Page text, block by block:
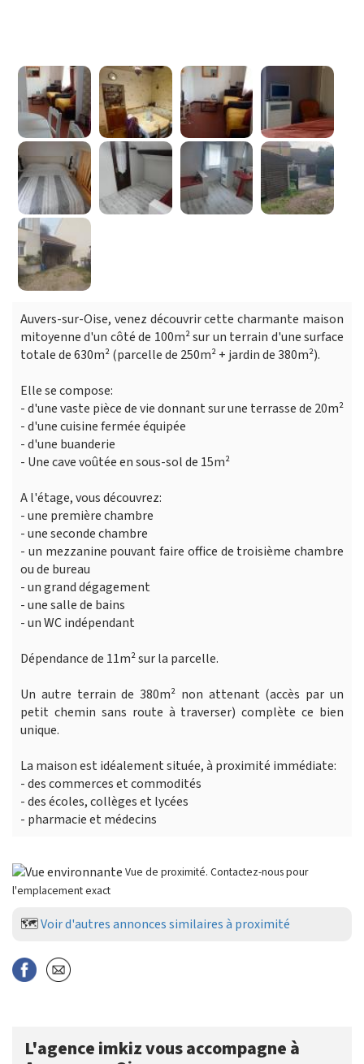
Auvers-sur-Oise, venez découvrir cette charmante maison
mitoyenne d'un côté de 100m² sur un terrain d'une surface
totale de 630m² (parcelle de 250m² + jardin de 380m²).
Elle se compose:
- d'une vaste pièce de vie donnant sur une terrasse de 20m²
- d'une cuisine fermée équipée
- d'une buanderie
- Une cave voûtée en sous-sol de 15m²
A l'étage, vous découvrez:
- une première chambre
- une seconde chambre
- un mezzanine pouvant faire office de troisième chambre
ou de bureau
- un grand dégagement
- une salle de bains
- un WC indépendant
Dépendance de 11m² sur la parcelle.
Un autre terrain de 380m² non attenant (accès par un
petit chemin sans route à traverser) complète ce bien
unique.
La maison est idéalement située, à proximité immédiate:
- des commerces et commodités
- des écoles, collèges et lycées
- pharmacie et médecins
Vue de proximité. Contactez-nous pour
l'emplacement exact
🗺️Voir d'autres annonces similaires à proximité
L'agence imkiz vous accompagne à